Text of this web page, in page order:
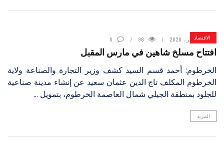
الاقتصاد
14 يناير، 2020 96
0
افتتاح مسلخ شاهين في مارس المقبل
الخرطوم: أحمد قسم السيد كشف وزير التجارة والصناعة ولاية
الخرطوم المكلف تاج الدين عثمان سعيد عن إنشاء مدينة صناعية
للجلود بمنطقة الجيلي شمال العاصمة الخرطوم، بتمويل ...
المزيد